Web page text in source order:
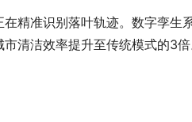
精准识别落叶轨迹。数字孪
清洁效率提升至传统模式的3